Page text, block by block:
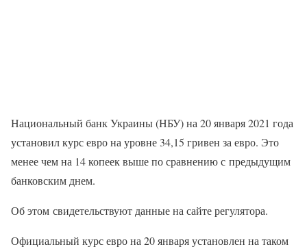
Национальный банк Украины (НБУ) на 20 января 2021 года
установил курс евро на уровне 34,15 гривен за евро. Это
менее чем на 14 копеек выше по сравнению с предыдущим
банковским днем.
Об этом свидетельствуют данные на сайте регулятора.
Официальный курс евро на 20 января установлен на таком